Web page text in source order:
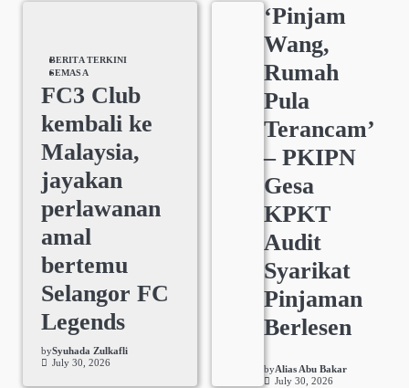
BERITA TERKINI
SEMASA
FC3 Club
kembali ke
Malaysia,
jayakan
perlawanan
amal
bertemu
Selangor FC
Legends
bySyuhada Zulkafli
July 30, 2026
‘Pinjam
Wang,
Rumah
Pula
Terancam’
– PKIPN
Gesa
KPKT
Audit
Syarikat
Pinjaman
Berlesen
byAlias Abu Bakar
July 30, 2026